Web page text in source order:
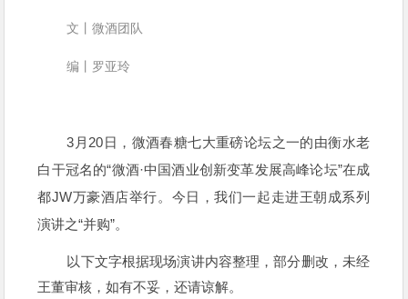
文丨微酒团队
编丨罗亚玲
3月20日，微酒春糖七大重磅论坛之一的由衡水老
白干冠名的“微酒·中国酒业创新变革发展高峰论坛”在成
都JW万豪酒店举行。今日，我们一起走进王朝成系列
演讲之“并购”。
以下文字根据现场演讲内容整理，部分删改，未经
王董审核，如有不妥，还请谅解。